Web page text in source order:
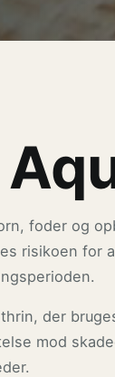
foder og
risikoen
der
mod